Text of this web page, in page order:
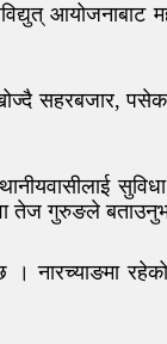
आयोजनाबाट
सहरबजार,
तेज गुरुङले
रहेको